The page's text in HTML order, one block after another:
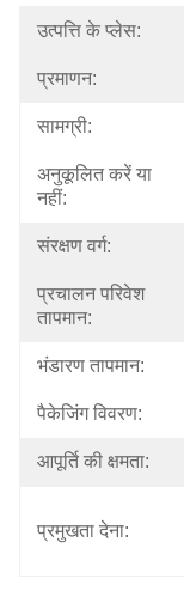
उत्पत्ति के प्लेस:
प्रमाणन:
सामग्री:
अनुकूलित करें या
नहीं:
संरक्षण वर्ग:
प्रचालन परिवेश
तापमान:
भंडारण तापमान:
पैकेजिंग विवरण:
आपूर्ति की क्षमता:
प्रमुखता देना: